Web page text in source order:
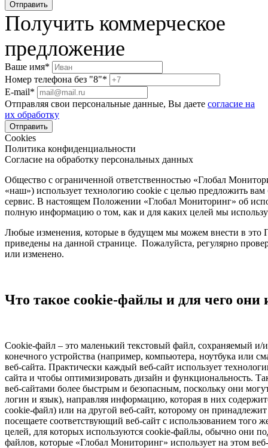
Получить коммерческое
предложение
Ваше имя*
Номер телефона без "8"*
E-mail*
Отправляя свои персональные данные, Вы даете согласие на
их обработку
Cookies
Политика конфиденциальности
Согласие на обработку персональных данных
Общество с ограниченной ответственностью «Глобал
«наш») использует технологию cookie с целью предложить
сервис. В настоящем Положении «Глобал Мониторинг» об
полную информацию о том, как и для каких целей мы
Любые изменения, которые в будущем мы можем внести в это
приведены на данной странице. Пожалуйста, регулярно
или изменено.
Что такое cookie-файлы и для чего они
Cookie-файл – это маленький текстовый файл, сохраняемый
конечного устройства (например, компьютера, ноутбука или
веб-сайта. Практически каждый веб-сайт использует
сайта и чтобы оптимизировать дизайн и функциональность.
веб-сайтами более быстрым и безопасным, поскольку они
логин и язык), направляя информацию, которая в них
cookie-файл) или на другой веб-сайт, которому он
посещаете соответствующий веб-сайт с использованием того
целей, для которых используются cookie-файлы, обычно они
файлов, которые «Глобал Мониторинг» использует на этом